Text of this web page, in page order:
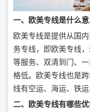
一、欧美专线是什么
欧美专线是提供从国
务专线，即欧美专线
等服务、双清到门、
格低。欧美专线也是
线有空运、海运、铁
二、欧美专线有哪些